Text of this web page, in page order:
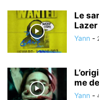
Le
Lazer
Yann -
me
Yann -